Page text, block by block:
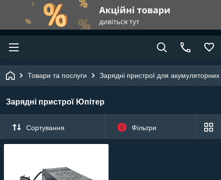
Товари та послуги Зарядні пристрої для
Зарядні пристрої Юпітер
Сортування 0 Фільтри